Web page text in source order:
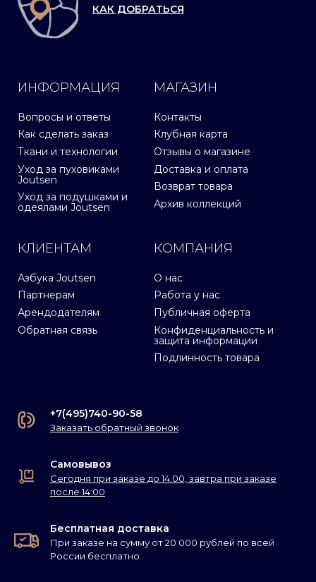
ИНФОРМАЦИЯ
Вопросы и ответы
Как сделать заказ
Ткани и технологии
Уход за пуховиками
Joutsen
Уход за подушками и
одеялами Joutsen
МАГАЗИН
Контакты
Клубная карта
Отзывы о магазине
Доставка и оплата
Возврат товара
Архив коллекций
КЛИЕНТАМ
Азбука Joutsen
Партнерам
Арендодателям
Обратная связь
КОМПАНИЯ
О нас
Работа у нас
Публичная оферта
Конфиденциальность и
защита информации
Подлинность товара
КАК ДОБРАТЬСЯ
+7(495)740-90-58
Заказать обратный звонок
Самовывоз
Сегодня при заказе до 14:00, завтра при заказе
после 14:00
Бесплатная доставка
При заказе на сумму от 20 000 рублей по всей
России бесплатно